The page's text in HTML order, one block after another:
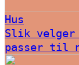
Hus
Slik velger
passer til